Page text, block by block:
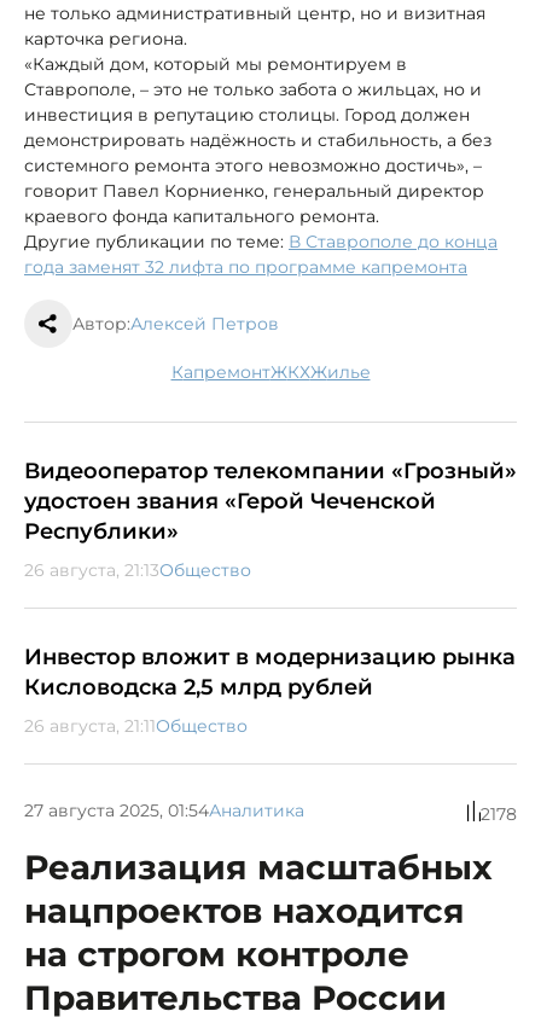
не только административный центр, но и визитная
карточка региона.
«Каждый дом, который мы ремонтируем в
Ставрополе, – это не только забота о жильцах, но и
инвестиция в репутацию столицы. Город должен
демонстрировать надёжность и стабильность, а без
системного ремонта этого невозможно достичь», –
говорит Павел Корниенко, генеральный директор
краевого фонда капитального ремонта.
Другие публикации по теме: В Ставрополе до конца
года заменят 32 лифта по программе капремонта
Автор:Алексей Петров
капремонт ЖКХ жилье
Видеооператор телекомпании «Грозный»
удостоен звания «Герой Чеченской
Республики»
26 августа, 21:13Общество
Инвестор вложит в модернизацию рынка
Кисловодска 2,5 млрд рублей
26 августа, 21:11Общество
27 августа 2025, 01:54Аналитика 2178
Реализация масштабных
нацпроектов находится
на строгом контроле
Правительства России